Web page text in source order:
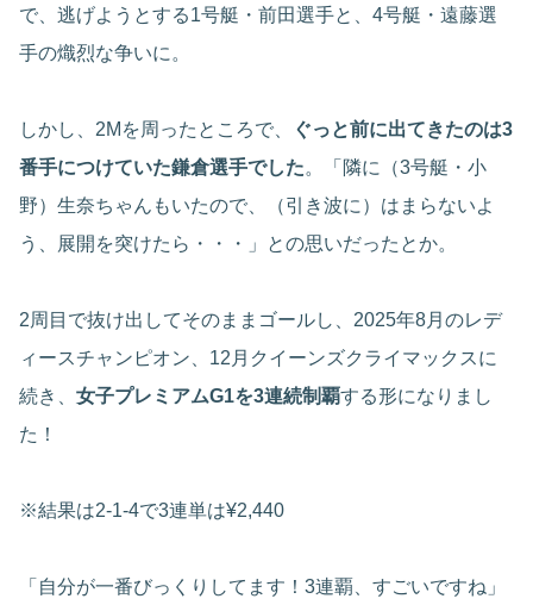
で、逃げようとする1号艇・前田選手と、4号艇・遠藤選
手の熾烈な争いに。
しかし、2Mを周ったところで、
ぐっと前に出てきたのは3
番手につけていた鎌倉選手でした。「隣に（3号艇・小
野）生奈ちゃんもいたので、（引き波に）はまらないよ
う、展開を突けたら・・・」との思いだったとか。
2周目で抜け出してそのままゴールし、2025年8月のレデ
ィースチャンピオン、12月クイーンズクライマックスに
続き、 女子プレミアムG1を3連続制覇する形になりまし
た！
※結果は2-1-4で3連単は¥2,440
「自分が一番びっくりしてます！3連覇、すごいですね」